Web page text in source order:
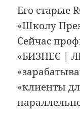
Его старые
«Школу
Сейчас
«БИЗНЕС |
«клиенты